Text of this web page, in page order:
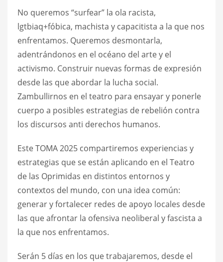
No queremos “surfear” la ola racista,
lgtbiaq+fóbica, machista y capacitista a la que nos
enfrentamos. Queremos desmontarla,
adentrándonos en el océano del arte y el
activismo. Construir nuevas formas de expresión
desde las que abordar la lucha social.
Zambullirnos en el teatro para ensayar y ponerle
cuerpo a posibles estrategias de rebelión contra
los discursos anti derechos humanos.
Este TOMA 2025 compartiremos experiencias y
estrategias que se están aplicando en el Teatro
de las Oprimidas en distintos entornos y
contextos del mundo, con una idea común:
generar y fortalecer redes de apoyo locales desde
las que afrontar la ofensiva neoliberal y fascista a
la que nos enfrentamos.
Serán 5 días en los que trabajaremos, desde el